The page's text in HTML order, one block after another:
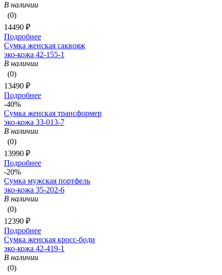
В наличии
(0)
14490 ₽
Подробнее
Сумка женская саквояж
эко-кожа 42-155-1
В наличии
(0)
13490 ₽
Подробнее
-40%
Сумка женская трансформер
эко-кожа 33-013-7
В наличии
(0)
13990 ₽
Подробнее
-20%
Сумка мужская портфель
эко-кожа 35-202-6
В наличии
(0)
12390 ₽
Подробнее
Сумка женская кросс-боди
эко-кожа 42-419-1
В наличии
(0)